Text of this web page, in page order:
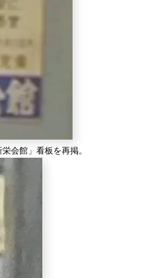
会館」看板を再掲。